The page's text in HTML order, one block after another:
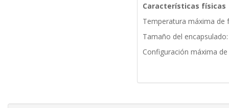
Características físicas
Temperatura máxima de
Tamaño del
Configuración máxima de